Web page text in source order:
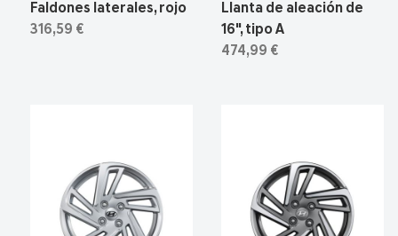
Faldones laterales, rojo
316,59 €
Llanta de aleación de
16", tipo A
474,99 €